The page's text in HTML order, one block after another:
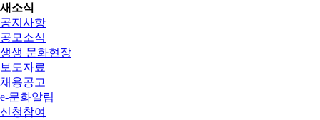
새소식
공지사항
공모소식
생생 문화현장
보도자료
채용공고
e-문화알림
신청참여